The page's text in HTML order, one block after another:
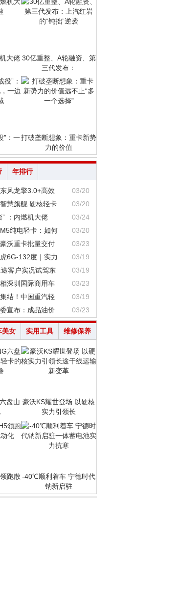
大佬 30亿重整、A轮融资、第
三代发布：
”：一打破垄断想象：重卡新势
力的价值
年排行
东风龙擎3.0+高效
03/20
智慧旗舰 硬核轻卡
03/20
” ：内燃机大佬
03/24
纯电轻卡：如何
03/20
沃重卡批量交付
03/23
6G-132度｜实力
03/19
客户实况试驾东
03/19
深圳国际商用车
03/23
结！中国重汽轻
03/19
宣布：成品油价 03/23
美女 实用工具 维修保养
盘山 豪沃KS耀世登场 以硬核
实力引领长
跑散 -40℃顺利着车 宁德时代
钠新启驻